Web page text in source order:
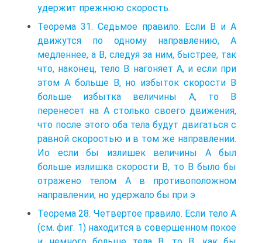
удержит прежнюю скорость.
Теорема 31. Седьмое правило. Если В и А
движутся по одному направлению, А
медленнее, а В, следуя за ним, быстрее, так
что, наконец, тело В нагоняет А, и если при
этом А больше В, но избыток скорости В
больше избытка величины А, то В
перенесет на А столько своего движения,
что после этого оба тела будут двигаться с
равной скоростью и в том же направлении.
Ио если бы излишек величины А был
больше излишка скорости В, то В было бы
отражено телом А в противоположном
направлении, но удержало бы при э
Теорема 28. Четвертое правило. Если тело А
(см. фиг. 1) находится в совершенном покое